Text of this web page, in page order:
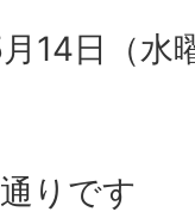
14日（水
りです